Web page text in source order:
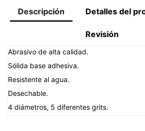
Descripción Detalles del
Revisión
Abrasivo de alta calidad.
Sólida base adhesiva.
Resistente al agua.
Desechable.
4 diámetros, 5 diferentes grits.